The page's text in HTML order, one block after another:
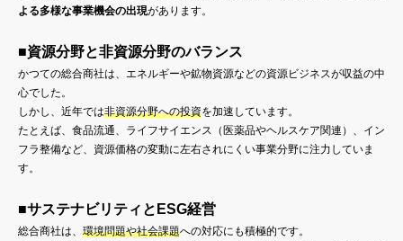
よる多様な事業機会の出現があります。
■資源分野と非資源分野のバランス
かつての総合商社は、エネルギーや鉱物資源などの資源ビジネスが収益の中
心でした。
しかし、近年では非資源分野への投資を加速しています。
たとえば、食品流通、ライフサイエンス（医薬品やヘルスケア関連）、イン
フラ整備など、資源価格の変動に左右されにくい事業分野に注力していま
す。
■サステナビリティとESG経営
総合商社は、 環境問題や社会課題への対応にも積極的です。